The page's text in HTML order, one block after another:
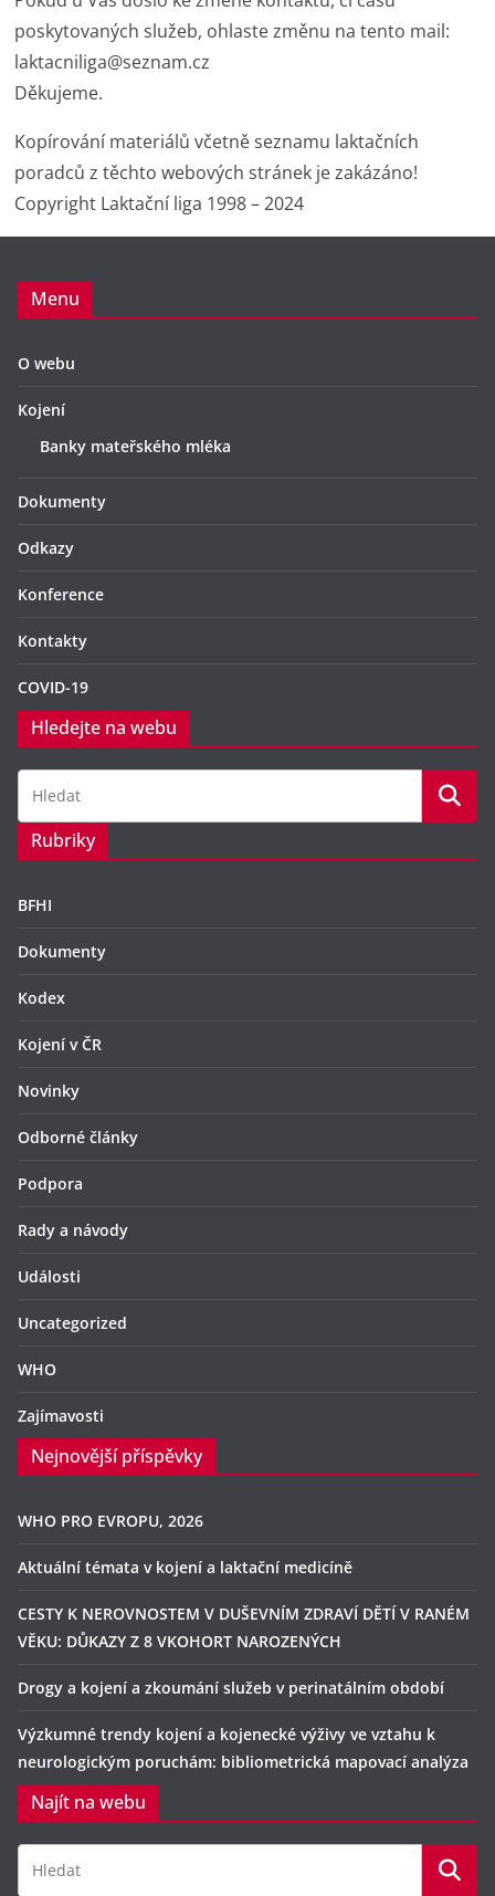
poskytovaných služeb, ohlaste změnu na tento mail:
laktacniliga@seznam.cz
Děkujeme.
Kopírování materiálů včetně seznamu laktačních
poradců z těchto webových stránek je zakázáno!
Copyright Laktační liga 1998 – 2024
Menu
O webu
Kojení
Banky mateřského mléka
Dokumenty
Odkazy
Konference
Kontakty
COVID-19
Hledejte na webu
Rubriky
BFHI
Dokumenty
Kodex
Kojení v ČR
Novinky
Odborné články
Podpora
Rady a návody
Události
Uncategorized
WHO
Zajímavosti
Nejnovější příspěvky
WHO PRO EVROPU, 2026
Aktuální témata v kojení a laktační medicíně
CESTY K NEROVNOSTEM V DUŠEVNÍM ZDRAVÍ DĚTÍ V RANÉM
VĚKU: DŮKAZY Z 8 VKOHORT NAROZENÝCH
Drogy a kojení a zkoumání služeb v perinatálním období
Výzkumné trendy kojení a kojenecké výživy ve vztahu k
neurologickým poruchám: bibliometrická mapovací analýza
Najít na webu